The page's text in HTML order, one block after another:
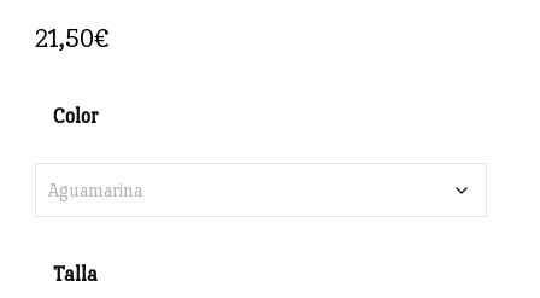
con
5 en base
de clientes
21,50€
Color
Talla